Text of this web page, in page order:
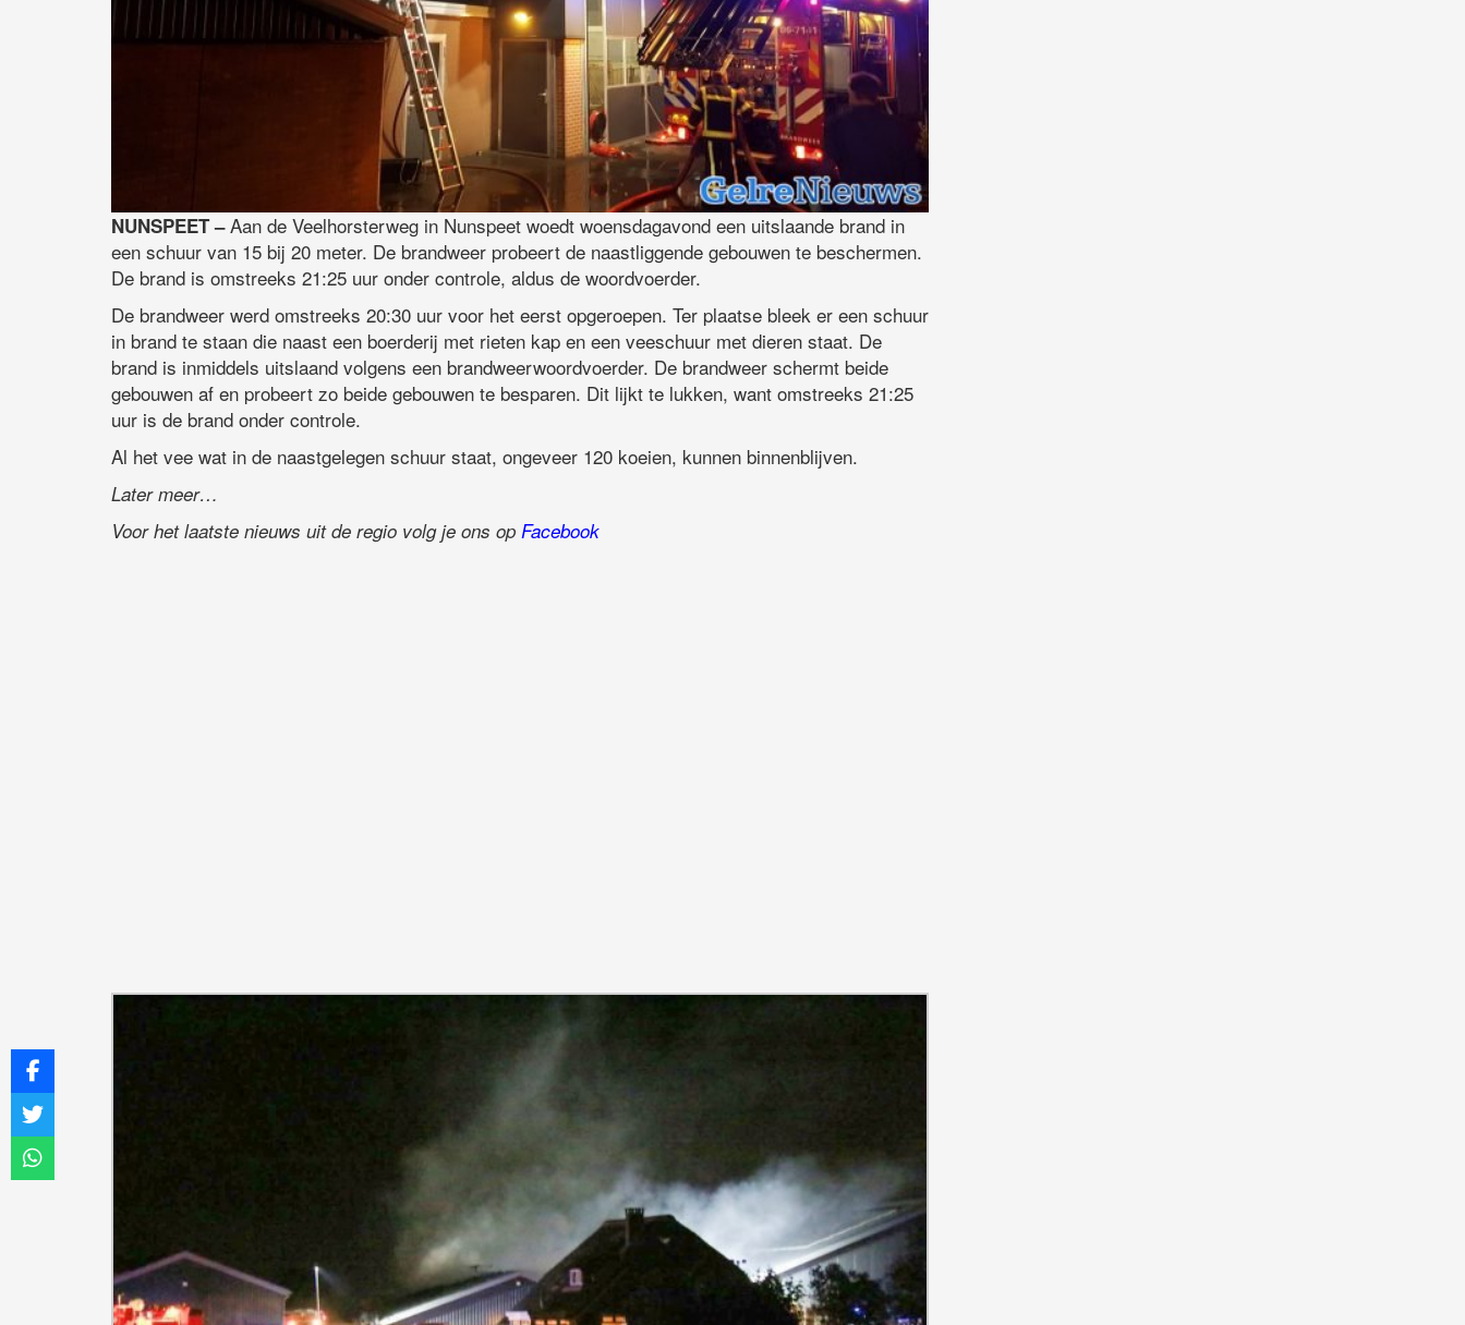
NUNSPEET –Aan de Veelhorsterweg in Nunspeet woedt woensdagavond een uitslaande brand in
een schuur van 15 bij 20 meter. De brandweer probeert de naastliggende gebouwen te beschermen.
De brand is omstreeks 21:25 uur onder controle, aldus de woordvoerder.
De brandweer werd omstreeks 20:30 uur voor het eerst opgeroepen. Ter plaatse bleek er een schuur
in brand te staan die naast een boerderij met rieten kap en een veeschuur met dieren staat. De
brand is inmiddels uitslaand volgens een brandweerwoordvoerder. De brandweer schermt beide
gebouwen af en probeert zo beide gebouwen te besparen. Dit lijkt te lukken, want omstreeks 21:25
uur is de brand onder controle.
Al het vee wat in de naastgelegen schuur staat, ongeveer 120 koeien, kunnen binnenblijven.
Later meer…
Voor het laatste nieuws uit de regio volg je ons op Facebook